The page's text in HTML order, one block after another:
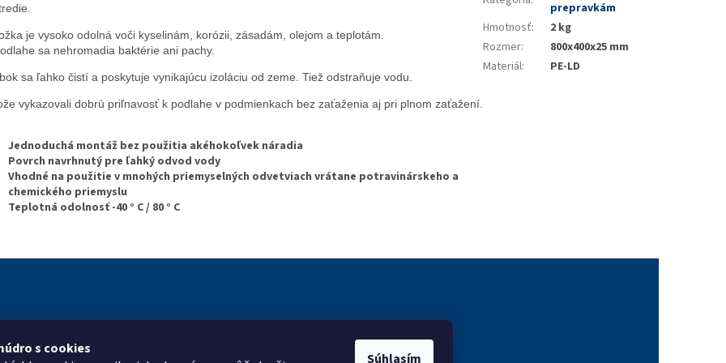
s cookies
Súhlasím
je vysoko odolná voči kyselinám, korózii, zásadám, olejom a teplotám.
sa nehromadia baktérie ani pachy.
sa ľahko čistí a poskytuje vynikajúcu izoláciu od zeme.​​ Tiež odstraňuje vodu.
vykazovali dobrú priľnavosť k podlahe v podmienkach bez zaťaženia aj pri plnom zaťažení
Jednoduchá montáž bez použitia akéhokoľvek náradia
Povrch navrhnutý pre ľahký odvod vody
Vhodné na použitie v mnohých priemyselných odvetviach vrátane potravinárskeho a
chemického priemyslu
Teplotná odolnosť -40 ° C / 80 ° C
prepravkám
Hmotnosť:
2 kg
Rozmer:
800x400x25 mm
Materiál: PE-LD
pre vás Vyhľadávanie